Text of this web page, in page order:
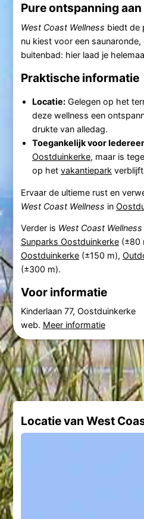
Pure ontspanning aan
West Coast Wellness biedt de
nu kiest voor een
buitenbad: hier laad je
Praktische informatie
Locatie:Gelegen op het
deze wellness een
drukte van alledag.
Toegankelijk voor
Oostduinkerke, maar is
op het vakantiepark
Ervaar de ultieme rust en
West Coast Wellness in
Verder is West Coast Wellness
Sunparks Oostduinkerke(±80
Oostduinkerke(±150 m),
(±300 m).
Voor informatie
Kinderlaan 77, Oostduinkerke
web. Meer informatie
Locatie van West